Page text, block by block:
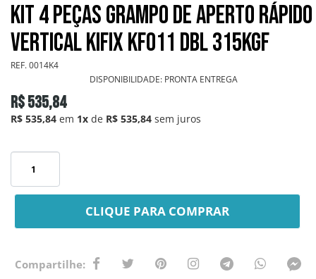
OUTROS
PONTEIRAS
INFORMAÇÕES
Kit 4 Peças Grampo de Aperto Rápido
Vertical KIFIX KF011 DBL 315Kgf
REF.0014K4
DISPONIBILIDADE:PRONTA ENTREGA
R$ 535,84
R$ 535,84 em 1x de R$ 535,84 sem juros
CLIQUE PARA COMPRAR